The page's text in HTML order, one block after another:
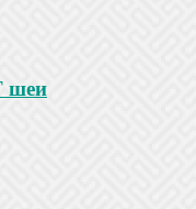
шеи